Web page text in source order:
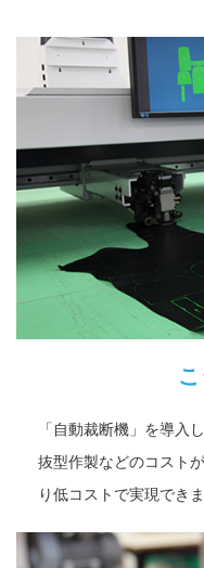
「自動裁断機」を導入
抜型作製などのコスト
り低コストで実現できま